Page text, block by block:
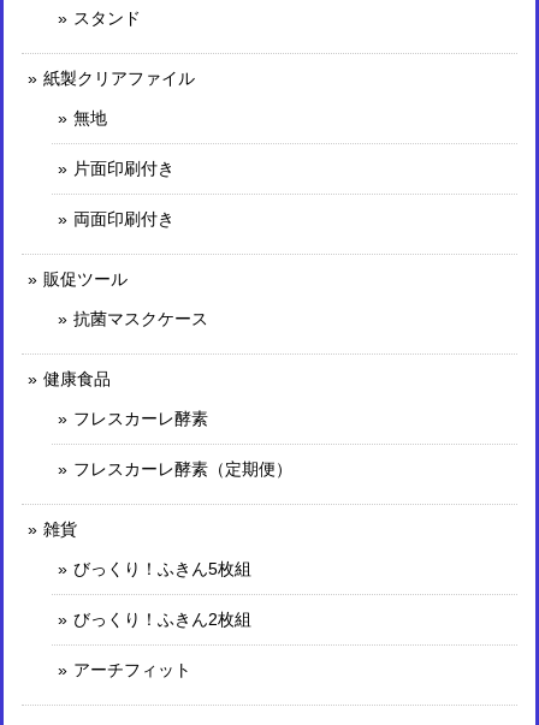
スタンド
紙製クリアファイル
無地
片面印刷付き
両面印刷付き
販促ツール
抗菌マスクケース
健康食品
フレスカーレ酵素
フレスカーレ酵素（定期便）
雑貨
びっくり！ふきん5枚組
びっくり！ふきん2枚組
アーチフィット